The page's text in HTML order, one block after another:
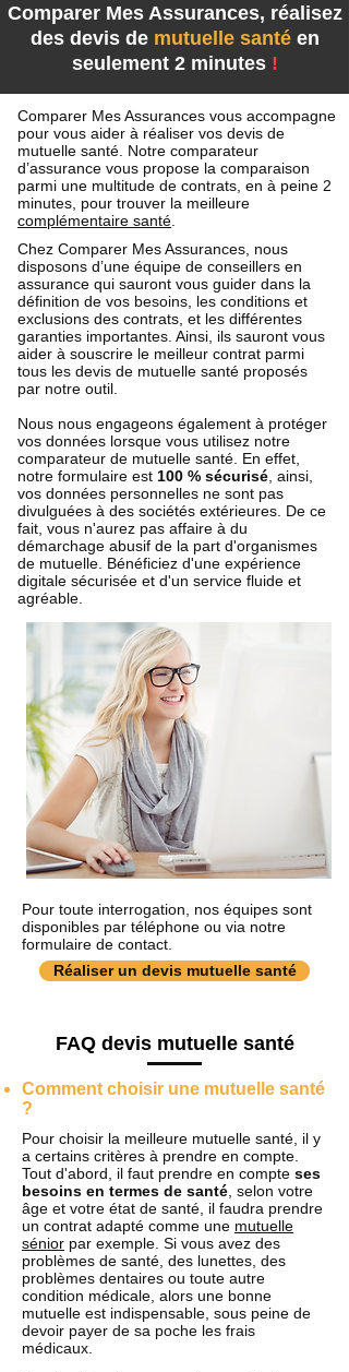
Comparer Mes Assurances, réalisez
des devis de mutuelle santéen
seulement 2 minutes !
Comparer Mes Assurances vous accompagne
pour vous aider à réaliser vos devis de
mutuelle santé. Notre comparateur
d’assurance vous propose la comparaison
parmi une multitude de contrats, en à peine 2
minutes, pour trouver la meilleure
complémentaire santé
Chez Comparer Mes Assurances, nous
disposons d’une équipe de conseillers en
assurance qui sauront vous guider dans la
définition de vos besoins, les conditions et
exclusions des contrats, et les différentes
garanties importantes. Ainsi, ils sauront vous
aider à souscrire le meilleur contrat parmi
tous les devis de mutuelle santé proposés
par notre outil.
Nous nous engageons également à protéger
vos données lorsque vous utilisez notre
comparateur de mutuelle santé. En effet,
notre formulaire est 100 % sécurisé , ainsi,
vos données personnelles ne sont pas
divulguées à des sociétés extérieures. De ce
fait, vous n'aurez pas affaire à du
démarchage abusif de la part d'organismes
de mutuelle. Bénéficiez d'une expérience
digitale sécurisée et d'un service fluide et
agréable.
Pour toute interrogation, nos équipes sont
disponibles par téléphone ou via notre
formulaire de contact.
Réaliser un devis mutuelle santé
FAQ devis mutuelle santé
Comment choisir une mutuelle santé
?
Pour choisir la meilleure mutuelle santé, il y
a certains critères à prendre en compte.
Tout d'abord, il faut prendre en compte ses
besoins en termes de santé , selon votre
âge et votre état de santé, il faudra prendre
un contrat adapté comme une mutuelle
sénior par exemple. Si vous avez des
problèmes de santé, des lunettes, des
problèmes dentaires ou toute autre
condition médicale, alors une bonne
mutuelle est indispensable, sous peine de
devoir payer de sa poche les frais
médicaux.